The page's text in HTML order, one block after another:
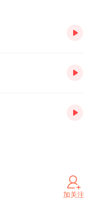
加关注